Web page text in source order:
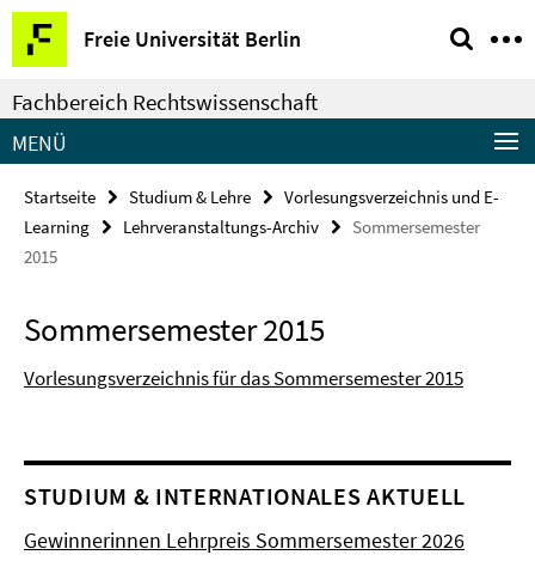
Springe
direkt
zu
Inhalt
Freie Universität Berlin
Service-
Navigation
Fachbereich Rechtswissenschaft
MENÜ
Startseite Studium & Lehre
Vorlesungsverzeichnis und E-
Learning
Lehrveranstaltungs-Archiv
Sommersemester
2015
Sommersemester 2015
Vorlesungsverzeichnis für das Sommersemester 2015
STUDIUM & INTERNATIONALES AKTUELL
Gewinnerinnen Lehrpreis Sommersemester 2026